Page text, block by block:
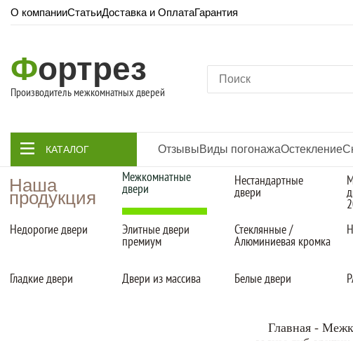
О компанииСтатьиДоставка и ОплатаГарантия
Фортрез
Производитель межкомнатных дверей
КАТАЛОГ ОтзывыВиды погонажаОстекление
Наша
продукция
Межкомнатные
двери
Нестандартные
двери
Недорогие двери Элитные двери
премиум
Стеклянные /
Алюминиевая кромка
Гладкие двери Двери из массива Белые двери
Главная -